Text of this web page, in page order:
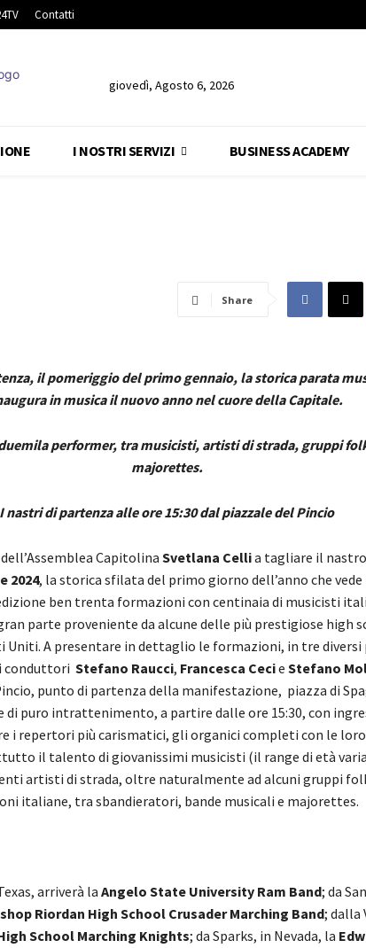
Contatti
giovedì, Agosto 6, 2026
I NOSTRI SERVIZI BUSINESS ACADEMY
Share
il pomeriggio del primo gennaio, la storica parata
in musica il nuovo anno nel cuore della Capitale.
performer, tra musicisti, artisti di strada, gruppi
majorettes.
I nastri di partenza alle ore 15:30 dal piazzale del Pincio
CapitolinaSvetlana Cellia tagliare il
2024, la storica sfilata del primo giorno dell’anno che
ben trenta formazioni con centinaia di musicisti
parte proveniente da alcune delle più prestigiose high
Uniti. A presentare in dettaglio le formazioni, in tre diversi
conduttori Stefano Raucci, Francesca Cecie Stefano
punto di partenza della manifestazione, piazza di
di puro intrattenimento, a partire dalle ore 15:30, con
i repertori più carismatici, gli organici completi con le
il talento di giovanissimi musicisti (il range di età varia
artisti di strada, oltre naturalmente ad alcuni gruppi
italiane, tra sbandieratori, bande musicali e majorettes.
arriverà laAngelo State University Ram Band; da
Riordan High School Crusader Marching Band; dalla
School Marching Knights; da Sparks, in Nevada, la